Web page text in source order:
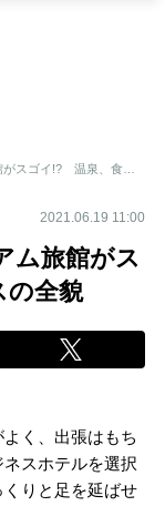
2021.06.19 11:00
ム旅館がス
全貌
く、出張はもち
スホテルを選択
りと足を延ばせ